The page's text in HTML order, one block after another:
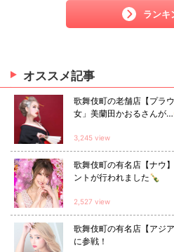
ランキ
オススメ記事
歌舞伎町の老舗店【プラ
女」美蘭田かおるさんが
3,245 view
歌舞伎町の有名店【ナウ
ントが行われました🍾
2,527 view
歌舞伎町の有名店【アジ
に参戦！